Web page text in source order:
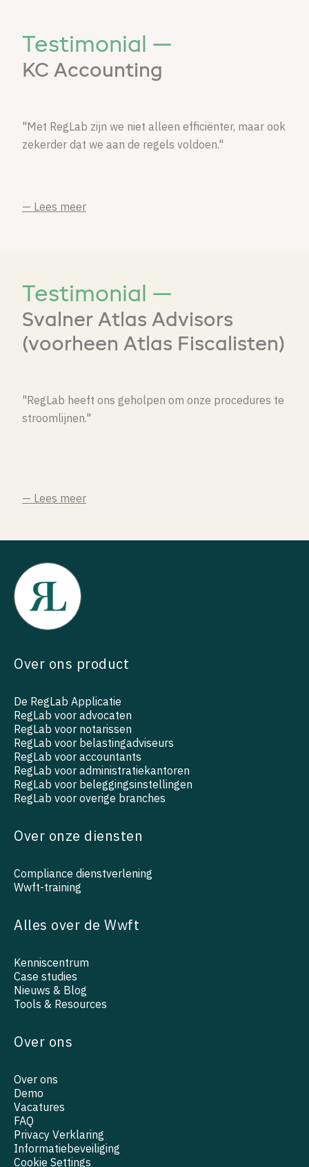
Testimonial —
KC Accounting
"Met RegLab zijn we niet alleen efficiënter, maar ook
zekerder dat we aan de regels voldoen."
— Lees meer
Testimonial —
Svalner Atlas Advisors
(voorheen Atlas Fiscalisten)
"RegLab heeft ons geholpen om onze procedures te
stroomlijnen."
— Lees meer
Over ons product
De RegLab Applicatie
RegLab voor advocaten
RegLab voor notarissen
RegLab voor belastingadviseurs
RegLab voor accountants
RegLab voor administratiekantoren
RegLab voor beleggingsinstellingen
RegLab voor overige branches
Over onze diensten
Compliance dienstverlening
Wwft-training
Alles over de Wwft
Kenniscentrum
Case studies
Nieuws & Blog
Tools & Resources
Over ons
Over ons
Demo
Vacatures
FAQ
Privacy Verklaring
Informatiebeveiliging
Cookie Settings